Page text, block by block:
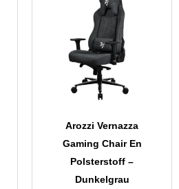
Arozzi Vernazza
Gaming Chair En
Polsterstoff –
Dunkelgrau